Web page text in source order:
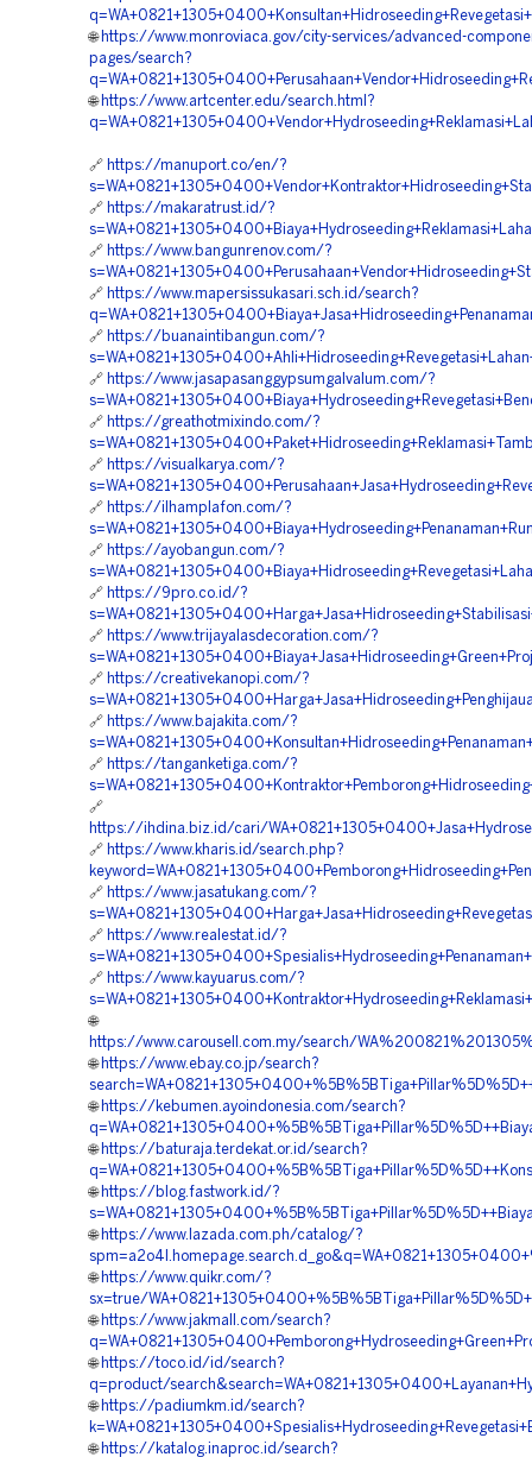
🌐 https://www.monroviaca.gov/city-services/advanced-
pages/search?
🌐 https://www.artcenter.edu/search.html?
🔗 https://manuport.co/en/?
🔗 https://makaratrust.id/?
🔗 https://www.bangunrenov.com/?
🔗 https://www.mapersissukasari.sch.id/search?
🔗 https://buanaintibangun.com/?
🔗 https://www.jasapasanggypsumgalvalum.com/?
🔗 https://greathotmixindo.com/?
🔗 https://visualkarya.com/?
🔗 https://ilhamplafon.com/?
🔗 https://ayobangun.com/?
🔗 https://9pro.co.id/?
🔗 https://www.trijayalasdecoration.com/?
🔗 https://creativekanopi.com/?
🔗 https://www.bajakita.com/?
🔗 https://tanganketiga.com/?
🔗
https://ihdina.biz.id/cari/
🔗 https://www.kharis.id/search.php?
🔗 https://www.jasatukang.com/?
🔗 https://www.realestat.id/?
🔗 https://www.kayuarus.com/?
🌐
https://www.carousell.com.my/search/
🌐 https://www.ebay.co.jp/search?
🌐 https://kebumen.ayoindonesia.com/search?
🌐 https://baturaja.terdekat.or.id/search?
🌐 https://blog.fastwork.id/?
🌐 https://www.lazada.com.ph/catalog/?
🌐 https://www.quikr.com/?
sx=true/
🌐 https://www.jakmall.com/search?
🌐 https://toco.id/id/search?
q=product/
🌐 https://padiumkm.id/search?
🌐 https://katalog.inaproc.id/search?